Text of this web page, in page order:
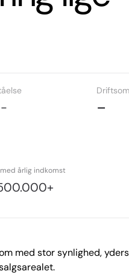
- -
årlig indkomst
med stor synlighed,